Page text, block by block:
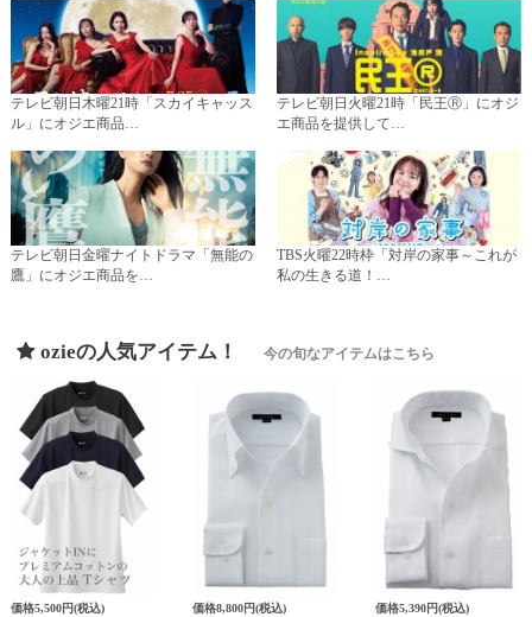
テレビ朝日木曜21時「スカイキャッス
ル」にオジエ商品…
テレビ朝日火曜21時「民王Ⓡ」にオジ
エ商品を提供して…
テレビ朝日金曜ナイトドラマ「無能の
鷹」にオジエ商品を…
TBS火曜22時枠「対岸の家事～これが
私の生きる道！…
ozieの人気アイテム！ 今の旬なアイテムはこちら
価格5,500円(税込) 価格8,800円(税込) 価格5,390円(税込)